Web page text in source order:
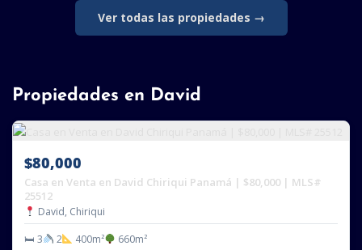
Ver todas las propiedades →
Propiedades en David
$80,000
Casa en Venta en David Chiriqui Panamá | $80,000 | MLS#
25512
David, Chiriqui
🛏 3
2 400m² 660m²